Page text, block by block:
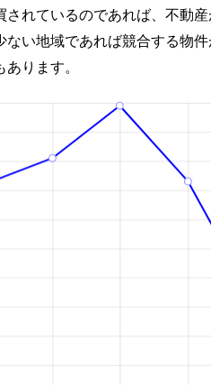
されているのであれば、不動
い地域であれば競合する物
ります。